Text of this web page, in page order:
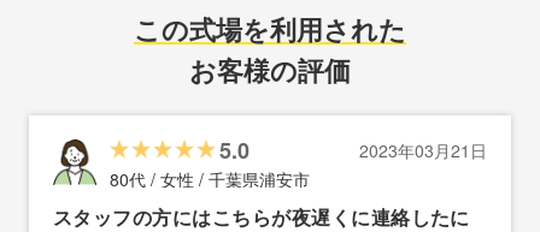
この式場を利用された
お客様の評価
5.0
2023年03月21日
80代 / 女性 / 千葉県浦安市
スタッフの方にはこちらが夜遅くに連絡したに